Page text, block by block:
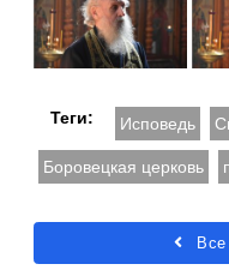
Теги: Исповедь
Боровецкая церковь